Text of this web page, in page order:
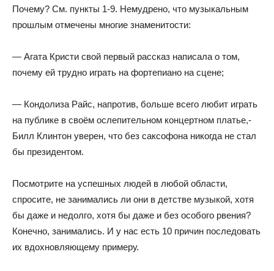
Почему? См. пункты 1-9. Немудрено, что музыкальным
прошлым отмечены многие знаменитости:
— Агата Кристи свой первый рассказ написала о том,
почему ей трудно играть на фортепиано на сцене;
— Кондолиза Райс, напротив, больше всего любит играть
на публике в своём ослепительном концертном платье,-
Билл Клинтон уверен, что без саксофона никогда не стал
бы президентом.
Посмотрите на успешных людей в любой области,
спросите, не занимались ли они в детстве музыкой, хотя
бы даже и недолго, хотя бы даже и без особого рвения?
Конечно, занимались. И у нас есть 10 причин последовать
их вдохновляющему примеру.